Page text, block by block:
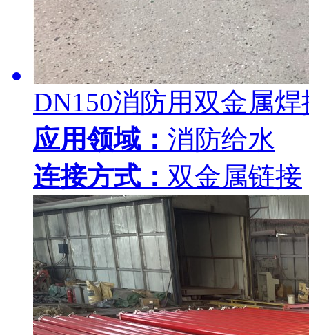
DN150消防用双金属
应用领域： 消防给水
连接方式： 双金属链接